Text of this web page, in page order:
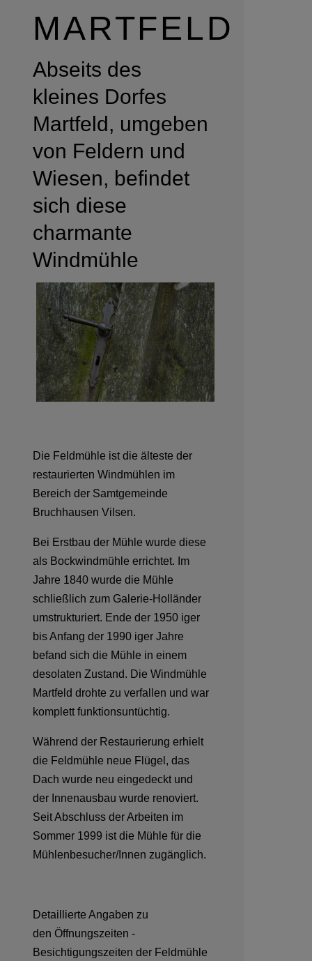
MARTFELD
Abseits des
kleines Dorfes
Martfeld, umgeben
von Feldern und
Wiesen, befindet
sich diese
charmante
Windmühle
Die Feldmühle ist die älteste der
restaurierten Windmühlen im
Bereich der Samtgemeinde
Bruchhausen Vilsen.
Bei Erstbau der Mühle wurde diese
als Bockwindmühle errichtet. Im
Jahre 1840 wurde die Mühle
schließlich zum Galerie-Holländer
umstrukturiert. Ende der 1950 iger
bis Anfang der 1990 iger Jahre
befand sich die Mühle in einem
desolaten Zustand. Die Windmühle
Martfeld drohte zu verfallen und war
komplett funktionsuntüchtig.
Während der Restaurierung erhielt
die Feldmühle neue Flügel, das
Dach wurde neu eingedeckt und
der Innenausbau wurde renoviert.
Seit Abschluss der Arbeiten im
Sommer 1999 ist die Mühle für die
Mühlenbesucher/Innen zugänglich.
Detaillierte Angaben zu
den Öffnungszeiten -
Besichtigungszeiten der Feldmühle